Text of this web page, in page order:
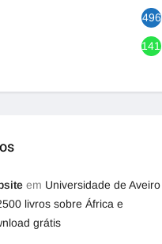
496
1417
em Universidade de Aveiro
livros sobre África e
grátis